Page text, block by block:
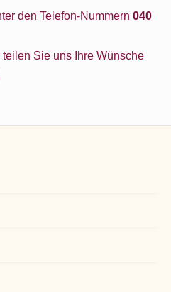
den Telefon-Nummern 040
teilen Sie uns Ihre Wünsche